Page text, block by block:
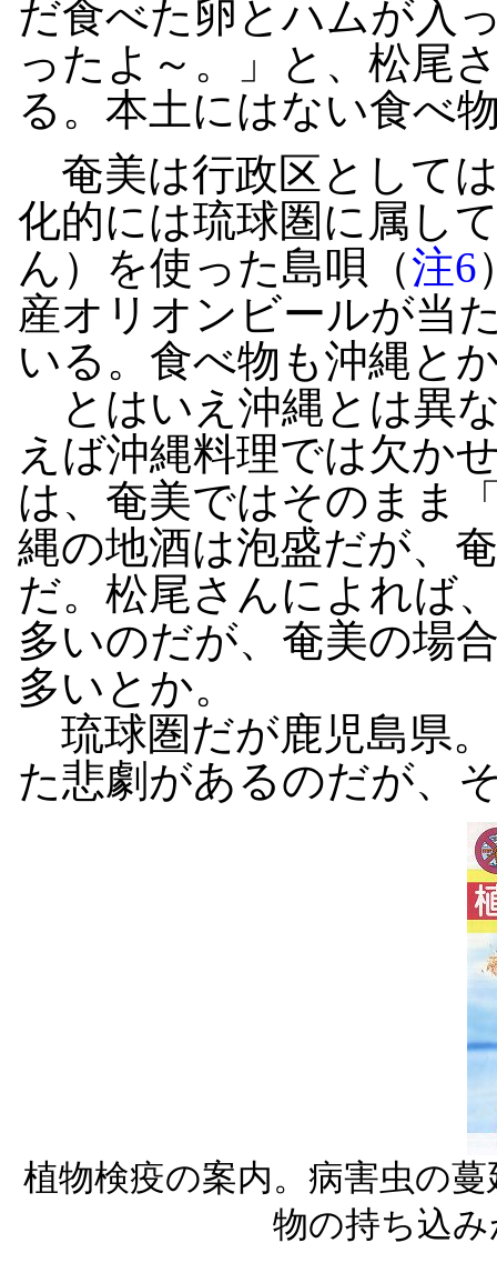
だ食べた卵とハムが入
ったよ～。」と、松尾
る。本土にはない食べ
奄美は行政区として
化的には琉球圏に属し
ん）を使った島唄（注6
産オリオンビールが当
いる。食べ物も沖縄と
とはいえ沖縄とは異
えば沖縄料理では欠か
は、奄美ではそのまま
縄の地酒は泡盛だが、
だ。松尾さんによれば
多いのだが、奄美の場
多いとか。
琉球圏だが鹿児島県
た悲劇があるのだが、
植物検疫の案内。病害虫の
物の持ち込